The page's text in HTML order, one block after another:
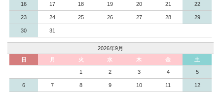
16 17 18 19 20 21 22
23 24 25 26 27 28 29
30 31
2026年9月
日
月 火 水 木 金 土
1 2 3 4 5
6 7 8 9 10 11 12